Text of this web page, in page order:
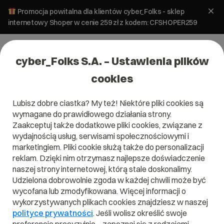
Promocja powitalna dla klientów cyber_Folks - sklep
internetowy Shoper w cenie 259 zł z kodem: CFSHOPER259
Czym jest SCSS?
Przeczytaj czym jestSCSSw naszym słowniku.
Pomoże Ci to lepiej zrozumieć, czym dokładnie jestSCSS
cyber_Folks S.A. – Ustawienia plików
cookies
Lubisz dobre ciastka? My też! Niektóre pliki cookies są
wymagane do prawidłowego działania strony.
Zaakceptuj także dodatkowe pliki cookies, związane z
wydajnością usług, serwisami społecznościowymi i
marketingiem. Pliki cookie służą także do personalizacji
reklam. Dzięki nim otrzymasz najlepsze doświadczenie
naszej strony internetowej, którą stale doskonalimy.
Udzielona dobrowolnie zgoda w każdej chwili może być
wycofana lub zmodyfikowana. Więcej informacji o
wykorzystywanych plikach cookies znajdziesz w naszej
polityce prywatności. Jeśli wolisz określić swoje